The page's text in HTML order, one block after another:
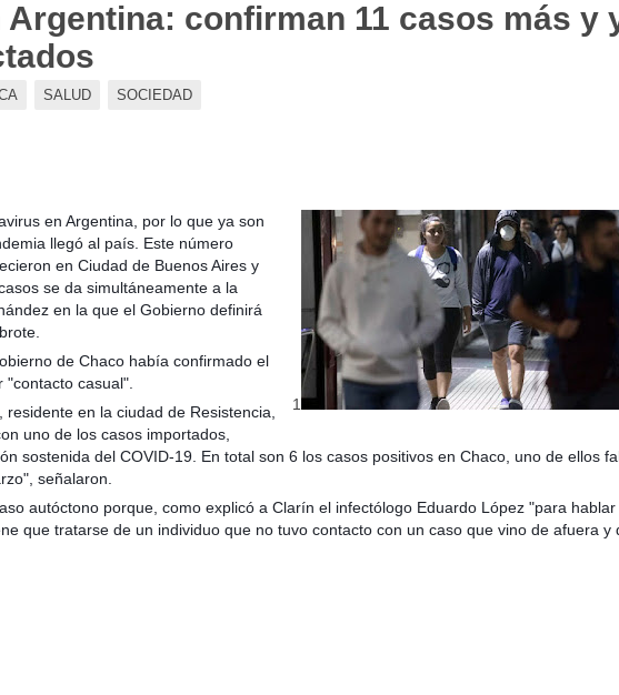
cuándo cobran activos y pasivos de la administración pública entrerriana
confirman 11 casos más y
SALUD SOCIEDAD
1
en Argentina, por lo que ya son
llegó al país. Este número
en Ciudad de Buenos Aires y
se da simultáneamente a la
en la que el Gobierno definirá
de Chaco había confirmado el
casual".
en la ciudad de Resistencia,
uno de los casos importados,
sostenida del COVID-19. En total son 6 los casos positivos en Chaco, uno de ellos
señalaron.
autóctono porque, como explicó a Clarín el infectólogo Eduardo López "para hablar
que tratarse de un individuo que no tuvo contacto con un caso que vino de afuera y